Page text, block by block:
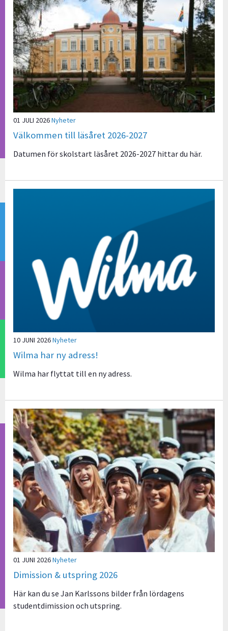
01 JULI 2026Nyheter
Välkommen till läsåret 2026-2027
Datumen för skolstart läsåret 2026-2027 hittar du här.
10 JUNI 2026Nyheter
Wilma har ny adress!
Wilma har flyttat till en ny adress.
01 JUNI 2026Nyheter
Dimission & utspring 2026
Här kan du se Jan Karlssons bilder från lördagens
studentdimission och utspring.